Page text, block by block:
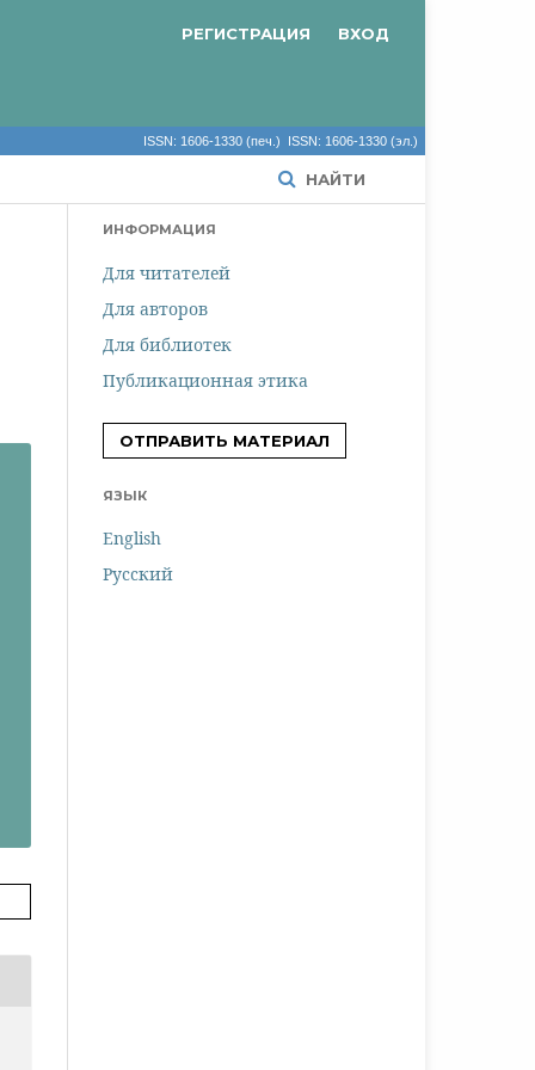
ISSN: 1606-1330 (печ.) ISSN: 1606-1330 (эл.)
НАЙТИ
РЕГИСТРАЦИЯ ВХОД
ИНФОРМАЦИЯ
Для читателей
Для авторов
Для библиотек
Публикационная этика
ОТПРАВИТЬ МАТЕРИАЛ
ЯЗЫК
English
Русский